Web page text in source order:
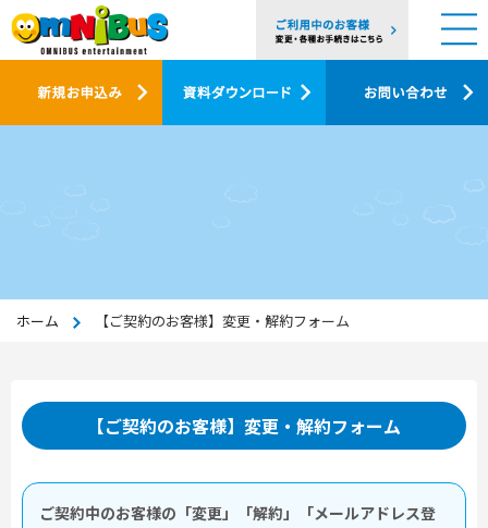
ホーム 【ご契約のお客様】変更・解約フォーム
【ご契約のお客様】変更・解約フォーム
ご契約中のお客様の「変更」「解約」「メールアドレス登